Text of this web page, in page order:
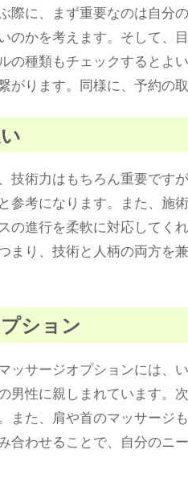
際に、まず重要なのは自
のかを考えます。そして、
の種類もチェックするとよ
ります。同様に、予約の
技術力はもちろん重要です
参考になります。また、施
の進行を柔軟に対応してく
り、技術と人柄の両方を
ション
ッサージオプションには、
男性に親しまれています。
た、肩や首のマッサージ
わせることで、自分のニ